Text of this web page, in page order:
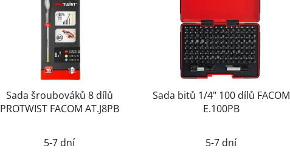
Sada šroubováků 8 dílů
PROTWIST FACOM AT.J8PB
5-7 dní
Sada bitů 1/4" 100 dílů FACOM
E.100PB
5-7 dní